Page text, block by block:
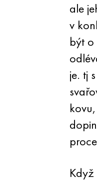
ale
v
být
je. tj